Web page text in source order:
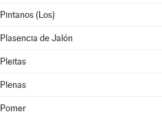
Pintanos (Los)
Plasencia de Jalón
Pleitas
Plenas
Pomer